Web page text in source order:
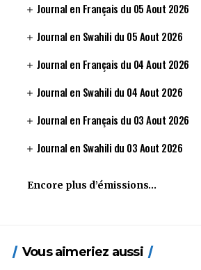
Journal en Français du 05 Aout 2026
Journal en Swahili du 05 Aout 2026
Journal en Français du 04 Aout 2026
Journal en Swahili du 04 Aout 2026
Journal en Français du 03 Aout 2026
Journal en Swahili du 03 Aout 2026
Encore plus d’émissions…
Vous aimeriez aussi